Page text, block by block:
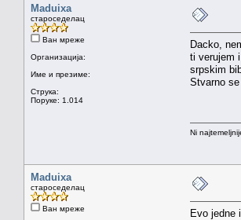
Maduixa
староседелац
Ван мреже
Организација:
Име и презиме:
Струка:
Поруке: 1.014
Dacko,
ti verujem
srpskim
Stvarno
Ni
Maduixa
староседелац
Ван мреже
Evo jedne